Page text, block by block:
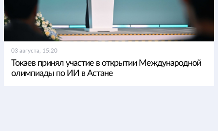
03 августа, 15:20
Токаев принял участие в открытии Международной
олимпиады по ИИ в Астане